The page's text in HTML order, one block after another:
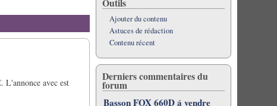
L'annonce avec est
Ajouter du contenu
Astuces de rédaction
Contenu récent
Derniers commentaires du
forum
Basson FOX 660D á vendre